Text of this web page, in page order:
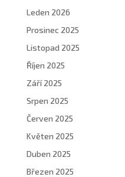
Leden 2026
Prosinec 2025
Listopad 2025
Říjen 2025
Září 2025
Srpen 2025
Červen 2025
Květen 2025
Duben 2025
Březen 2025